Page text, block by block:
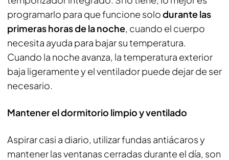
programarlo para que funcione solodurante las
primeras horas de la noche, cuando el cuerpo
necesita ayuda para bajar su temperatura.
Cuando la noche avanza, la temperatura exterior
baja ligeramente y el ventilador puede dejar de ser
necesario.
Mantener el dormitorio limpio y ventilado
Aspirar casi a diario, utilizar fundas antiácaros y
mantener las ventanas cerradas durante el día, son